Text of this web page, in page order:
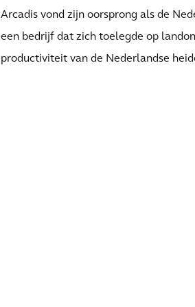
Arcadis vond zijn oorsprong als de
een bedrijf dat zich toelegde op
productiviteit van de Nederlandse